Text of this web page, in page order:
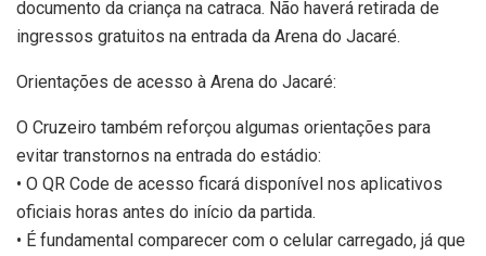
documento da criança na catraca. Não haverá retirada de
ingressos gratuitos na entrada da Arena do Jacaré.
Orientações de acesso à Arena do Jacaré:
O Cruzeiro também reforçou algumas orientações para
evitar transtornos na entrada do estádio:
• O QR Code de acesso ficará disponível nos aplicativos
oficiais horas antes do início da partida.
• É fundamental comparecer com o celular carregado, já que